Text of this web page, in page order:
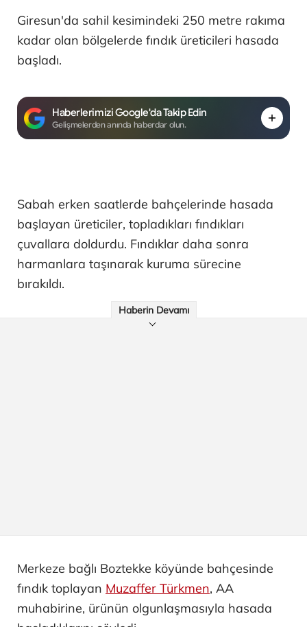
Giresun'da sahil kesimindeki 250 metre rakıma
kadar olan bölgelerde fındık üreticileri hasada
başladı.
Haberlerimizi Google'da Takip Edin
Gelişmelerden anında haberdar olun.
Sabah erken saatlerde bahçelerinde hasada
başlayan üreticiler, topladıkları fındıkları
çuvallara doldurdu. Fındıklar daha sonra
harmanlara taşınarak kuruma sürecine
bırakıldı.
Haberin Devamı
Merkeze bağlı Boztekke köyünde bahçesinde
fındık toplayan Muzaffer Türkmen, AA
muhabirine, ürünün olgunlaşmasıyla hasada